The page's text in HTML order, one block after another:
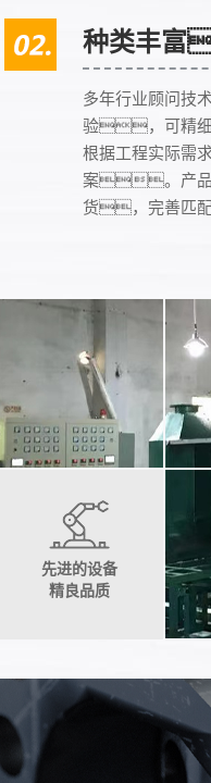
种类丰
多年行业顾问技
验，可精
根据工程实际需
案。产品
货，完善匹
先进的设备
精良品质